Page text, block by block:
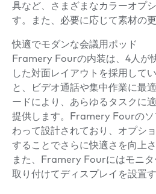
具など、さまざまなカラーオプ
す。また、必要に応じて素材の
快適でモダンな会議用ポッド
Framery Fourの内装は、4人が
した対面レイアウトを採用して
と、ビデオ通話や集中作業に最
ードにより、あらゆるタスクに
提供します。Framery Fourのソ
わって設計されており、オプシ
することでさらに快適さを向上
また、Framery Fourにはモニタ
取り付けてディスプレイを設置